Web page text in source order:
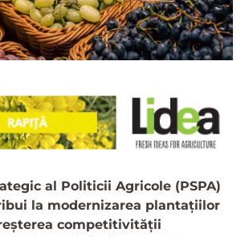
al Politicii Agricole (PSPA)
la modernizarea plantațiilor
competitivității